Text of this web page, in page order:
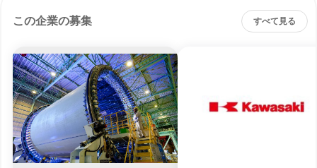
この企業の募集 すべて見る